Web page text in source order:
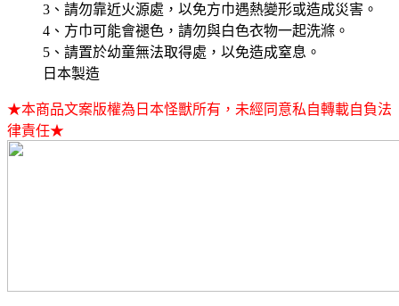
3、請勿靠近火源處，以免方巾遇熱變形或造成災害。
4、方巾可能會褪色，請勿與白色衣物一起洗滌。
5、請置於幼童無法取得處，以免造成窒息。
日本製造
★本商品文案版權為日本怪獸所有，未經同意私自轉載自負法
律責任★